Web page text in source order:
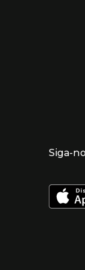
ventana)
ventana)
Siga-